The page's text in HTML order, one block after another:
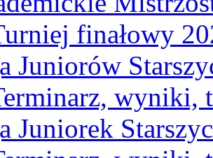
finałowy
Juniorów
wyniki,
Juniorek